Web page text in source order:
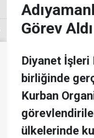
Görev Aldı
Diyanet İşleri
birliğinde
Kurban
ülkelerinde